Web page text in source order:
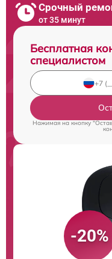
Срочный
от 35 минут
Бесплатная
специалистом
Нажимая на кнопку
-20%